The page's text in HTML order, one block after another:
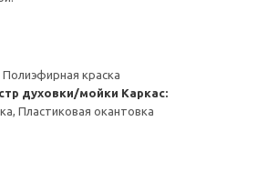
краска
духовки/мойки Каркас:
Пластиковая окантовка